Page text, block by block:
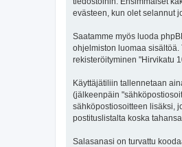
evästeen, kun olet selannut
Saatamme myös luoda
ohjelmiston luomaa sisältöä.
rekisteröityminen "Hirvikatu
Käyttäjätiliin tallennetaan
(jälkeenpäin
sähköpostiosoitteen lisäksi,
postituslistalta koska
Salasanasi on turvattu